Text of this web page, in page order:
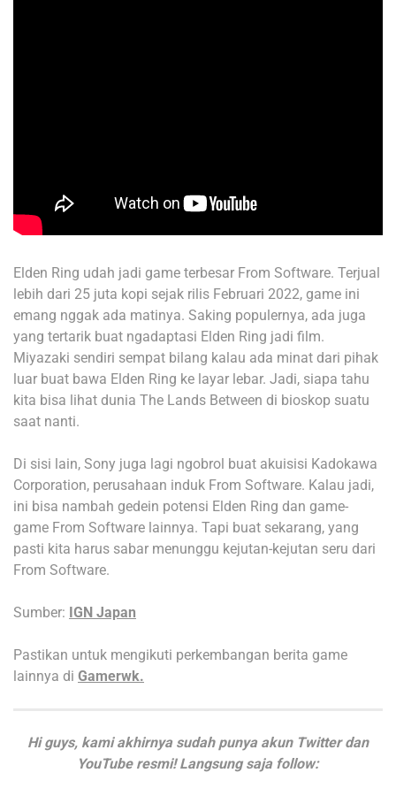
Elden Ring udah jadi game terbesar From Software. Terjual
lebih dari 25 juta kopi sejak rilis Februari 2022, game ini
emang nggak ada matinya. Saking populernya, ada juga
yang tertarik buat ngadaptasi Elden Ring jadi film.
Miyazaki sendiri sempat bilang kalau ada minat dari pihak
luar buat bawa Elden Ring ke layar lebar. Jadi, siapa tahu
kita bisa lihat dunia The Lands Between di bioskop suatu
saat nanti.
Di sisi lain, Sony juga lagi ngobrol buat akuisisi Kadokawa
Corporation, perusahaan induk From Software. Kalau jadi,
ini bisa nambah gedein potensi Elden Ring dan game-
game From Software lainnya. Tapi buat sekarang, yang
pasti kita harus sabar menunggu kejutan-kejutan seru dari
From Software.
Sumber: IGN Japan
Pastikan untuk mengikuti perkembangan berita game
lainnya di Gamerwk.
Hi guys, kami akhirnya sudah punya akun Twitter dan
YouTube resmi! Langsung saja follow: